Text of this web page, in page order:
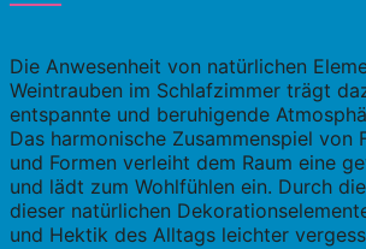
Die Anwesenheit von natürlichen
Weintrauben im Schlafzimmer trägt
entspannte und beruhigende
Das harmonische Zusammenspiel von
und Formen verleiht dem Raum eine
und lädt zum Wohlfühlen ein. Durch
dieser natürlichen
und Hektik des Alltags leichter